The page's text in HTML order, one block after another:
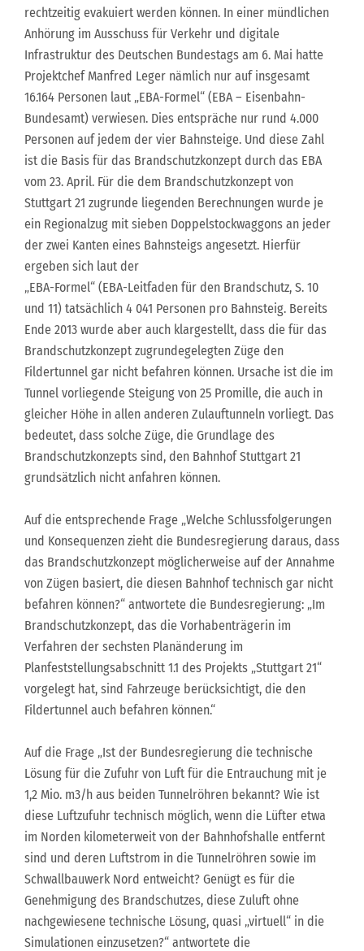
rechtzeitig evakuiert werden können. In einer mündlichen
Anhörung im Ausschuss für Verkehr und digitale
Infrastruktur des Deutschen Bundestags am 6. Mai hatte
Projektchef Manfred Leger nämlich nur auf insgesamt
16.164 Personen laut „EBA-Formel“ (EBA – Eisenbahn-
Bundesamt) verwiesen. Dies entspräche nur rund 4.000
Personen auf jedem der vier Bahnsteige. Und diese Zahl
ist die Basis für das Brandschutzkonzept durch das EBA
vom 23. April. Für die dem Brandschutzkonzept von
Stuttgart 21 zugrunde liegenden Berechnungen wurde je
ein Regionalzug mit sieben Doppelstockwaggons an jeder
der zwei Kanten eines Bahnsteigs angesetzt. Hierfür
ergeben sich laut der
„EBA-Formel“ (EBA-Leitfaden für den Brandschutz, S. 10
und 11) tatsächlich 4 041 Personen pro Bahnsteig. Bereits
Ende 2013 wurde aber auch klargestellt, dass die für das
Brandschutzkonzept zugrundegelegten Züge den
Fildertunnel gar nicht befahren können. Ursache ist die im
Tunnel vorliegende Steigung von 25 Promille, die auch in
gleicher Höhe in allen anderen Zulauftunneln vorliegt. Das
bedeutet, dass solche Züge, die Grundlage des
Brandschutzkonzepts sind, den Bahnhof Stuttgart 21
grundsätzlich nicht anfahren können.
Auf die entsprechende Frage „Welche Schlussfolgerungen
und Konsequenzen zieht die Bundesregierung daraus, dass
das Brandschutzkonzept möglicherweise auf der Annahme
von Zügen basiert, die diesen Bahnhof technisch gar nicht
befahren können?“ antwortete die Bundesregierung: „Im
Brandschutzkonzept, das die Vorhabenträgerin im
Verfahren der sechsten Planänderung im
Planfeststellungsabschnitt 1.1 des Projekts „Stuttgart 21“
vorgelegt hat, sind Fahrzeuge berücksichtigt, die den
Fildertunnel auch befahren können.“
Auf die Frage „Ist der Bundesregierung die technische
Lösung für die Zufuhr von Luft für die Entrauchung mit je
1,2 Mio. m3/h aus beiden Tunnelröhren bekannt? Wie ist
diese Luftzufuhr technisch möglich, wenn die Lüfter etwa
im Norden kilometerweit von der Bahnhofshalle entfernt
sind und deren Luftstrom in die Tunnelröhren sowie im
Schwallbauwerk Nord entweicht? Genügt es für die
Genehmigung des Brandschutzes, diese Zuluft ohne
nachgewiesene technische Lösung, quasi „virtuell“ in die
Simulationen einzusetzen?“ antwortete die